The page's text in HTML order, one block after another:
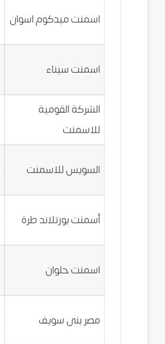
اسمنت ميدكوم اسوان
اسمنت سيناء
الشركة القومية
للاسمنت
السويس للاسمنت
أسمنت بورتلاند طرة
اسمنت حلوان
مصر بنى سويف